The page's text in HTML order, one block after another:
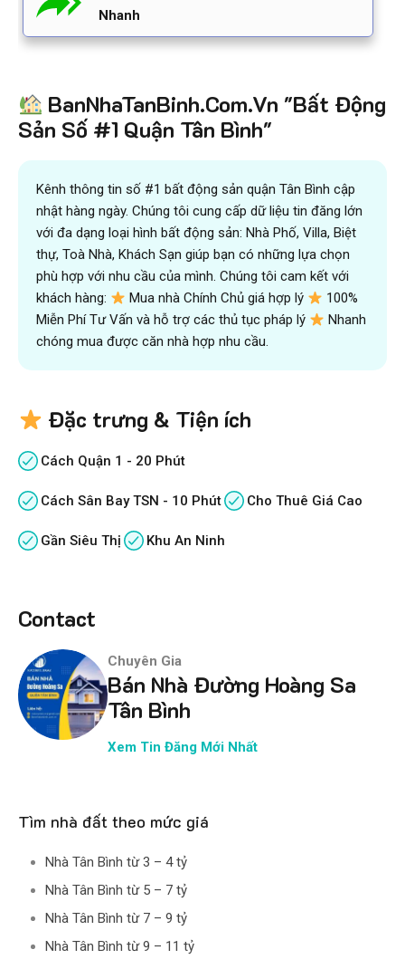
Nhanh
BanNhaTanBinh.Com.Vn "Bất Động
Sản Số #1 Quận Tân Bình"
Kênh thông tin số #1 bất động sản quận Tân Bình cập
nhật hàng ngày. Chúng tôi cung cấp dữ liệu tin đăng lớn
với đa dạng loại hình bất động sản: Nhà Phố, Villa, Biệt
thự, Toà Nhà, Khách Sạn giúp bạn có những lựa chọn
phù hợp với nhu cầu của mình. Chúng tôi cam kết với
khách hàng:
Mua nhà Chính Chủ giá hợp lý
100%
Miễn Phí Tư Vấn và hỗ trợ các thủ tục pháp lý
Nhanh
chóng mua được căn nhà hợp nhu cầu.
Đặc trưng & Tiện ích
Cách Quận 1 - 20 Phút
Cách Sân Bay TSN - 10 Phút Cho Thuê Giá Cao
Gần Siêu Thị Khu An Ninh
Contact
Chuyên Gia
Bán Nhà Đường Hoàng Sa
Tân Bình
Xem Tin Đăng Mới Nhất
Tìm nhà đất theo mức giá
Nhà Tân Bình từ 3 – 4 tỷ
Nhà Tân Bình từ 5 – 7 tỷ
Nhà Tân Bình từ 7 – 9 tỷ
Nhà Tân Bình từ 9 – 11 tỷ